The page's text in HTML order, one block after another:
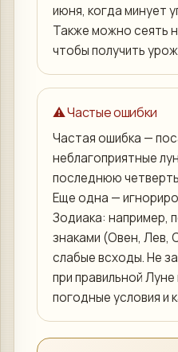
июня, когда минует
Также можно сеять
чтобы получить
⚠️ Частые ошибки
Частая ошибка —
неблагоприятные
последнюю
Еще одна —
Зодиака: например,
знаками (Овен, Лев,
слабые всходы. Не
при правильной
погодные условия и